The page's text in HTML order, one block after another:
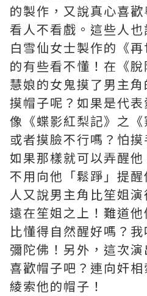
的製作，又說真心喜
看人不看戲。這些人
白雪仙女士製作的《
的有些看不懂！在《脫
慧娘的女鬼摸了男主
摸帽子呢？如果是代表
像《蝶影紅梨記》之
或者摸臉不行嗎？怕
如果那樣就可以弄醒
不用向他「鬆踭」提
人又說男主角比笙姐
遠在笙姐之上！難道他
比懂得自然醒好嗎？
彌陀佛！另外，這次
喜歡帽子吧？連向奸
綾索他的帽子！